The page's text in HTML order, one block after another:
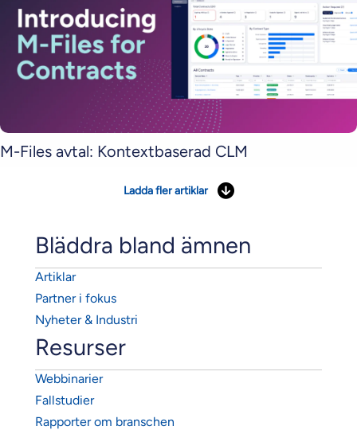
M-Files avtal: Kontextbaserad CLM
Ladda fler artiklar
Bläddra bland ämnen
Artiklar
Partner i fokus
Nyheter & Industri
Resurser
Webbinarier
Fallstudier
Rapporter om branschen